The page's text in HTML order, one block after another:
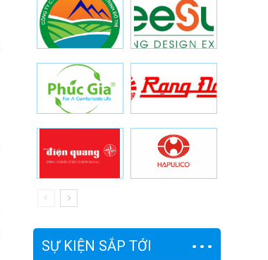
SỰ KIỆN SẮP TỚI